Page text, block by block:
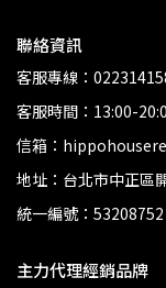
聯絡資訊
客服專線：
客服時間：13:00-
信箱：
地址：台北市中正區
統一編號：53208752
主力代理經銷品牌